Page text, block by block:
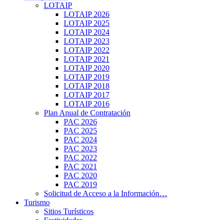
LOTAIP
LOTAIP 2026
LOTAIP 2025
LOTAIP 2024
LOTAIP 2023
LOTAIP 2022
LOTAIP 2021
LOTAIP 2020
LOTAIP 2019
LOTAIP 2018
LOTAIP 2017
LOTAIP 2016
Plan Anual de Contratación
PAC 2026
PAC 2025
PAC 2024
PAC 2023
PAC 2022
PAC 2021
PAC 2020
PAC 2019
Solicitud de Acceso a la Información…
Turismo
Sitios Turísticos